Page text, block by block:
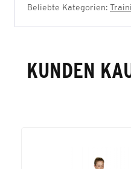
Beliebte Kategorien:
KUNDEN